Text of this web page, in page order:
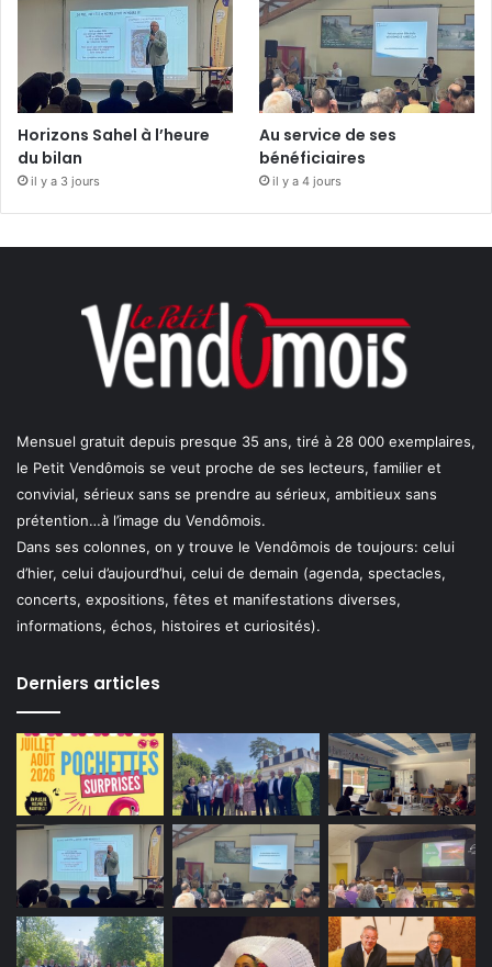
Horizons Sahel à l’heure
du bilan
il y a 3 jours
Au service de ses
bénéficiaires
il y a 4 jours
Mensuel gratuit depuis presque 35 ans, tiré à 28 000 exemplaires,
le Petit Vendômois se veut proche de ses lecteurs, familier et
convivial, sérieux sans se prendre au sérieux, ambitieux sans
prétention…à l’image du Vendômois.
Dans ses colonnes, on y trouve le Vendômois de toujours: celui
d’hier, celui d’aujourd’hui, celui de demain (agenda, spectacles,
concerts, expositions, fêtes et manifestations diverses,
informations, échos, histoires et curiosités).
Derniers articles